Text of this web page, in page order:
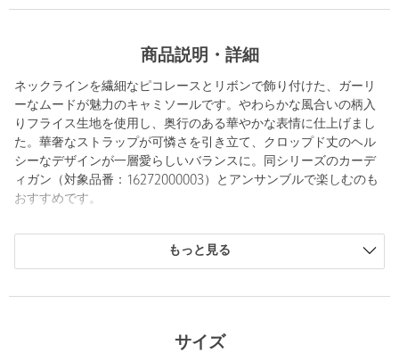
商品説明・詳細
ネックラインを繊細なピコレースとリボンで飾り付けた、ガーリ
ーなムードが魅力のキャミソールです。やわらかな風合いの柄入
りフライス生地を使用し、奥行のある華やかな表情に仕上げまし
た。華奢なストラップが可憐さを引き立て、クロップド丈のヘル
シーなデザインが一層愛らしいバランスに。同シリーズのカーデ
ィガン（対象品番：16272000003）とアンサンブルで楽しむのも
おすすめです。
============================
ケア方法：手洗い可
============================
もっと見る
サイズ